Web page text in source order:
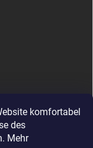
komfortabel
des
Mehr